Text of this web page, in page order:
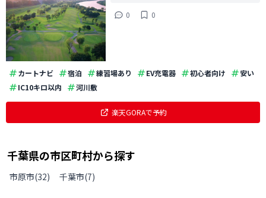
0
0
カートナビ 宿泊 練習場あり EV充電器 初心者向け
安い
IC10キロ以内
河川敷
楽天GORAで予約
千葉県の市区町村から探す
市原市(32) 千葉市(7)